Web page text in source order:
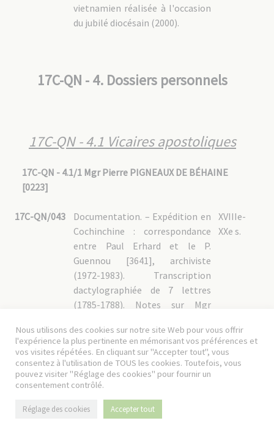
vietnamien réalisée à l'occasion
du jubilé diocésain (2000).
17C-QN - 4. Dossiers personnels
17C-QN - 4.1 Vicaires apostoliques
17C-QN - 4.1/1 Mgr Pierre PIGNEAUX DE BÉHAINE
[0223]
17C-QN/043
XVIIIe-
XXe s.
Documentation. – Expédition en
Cochinchine : correspondance
entre Paul Erhard et le P.
Guennou [3641], archiviste
(1972-1983). Transcription
dactylographiée de 7 lettres
(1785-1788). Notes sur Mgr
biographiques : correspondance
entre le P. Sy, archiviste, et R.
Derche, professeur au lycée
Carnot, au sujet des armoiries et
Mgr Pigneaux de Béhaine (1935-
1938) ; livre de Georges Taboulet
Nous utilisons des cookies sur notre site Web pour vous offrir
l'expérience la plus pertinente en mémorisant vos préférences et
vos visites répétées. En cliquant sur "Accepter tout", vous
consentez à l'utilisation de TOUS les cookies. Toutefois, vous
pouvez visiter "Réglage des cookies" pour fournir un
consentement contrôlé.
Réglage des cookies Accepter tout